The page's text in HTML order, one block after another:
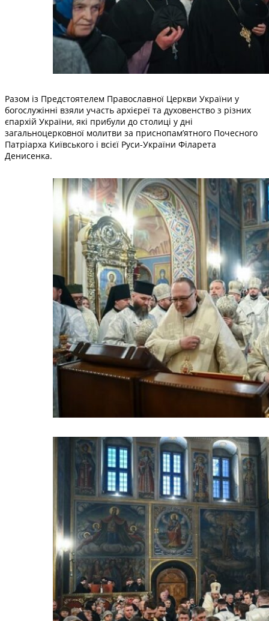
Разом із Предстоятелем Православної Церкви України у
богослужінні взяли участь архієреї та духовенство з різних
єпархій України, які прибули до столиці у дні
загальноцерковної молитви за приснопам’ятного Почесного
Патріарха Київського і всієї Руси-України Філарета
Денисенка.